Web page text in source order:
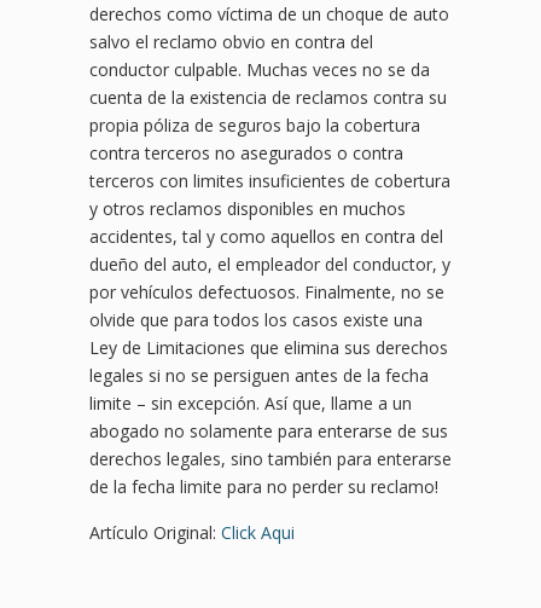
derechos como víctima de un choque de auto
salvo el reclamo obvio en contra del
conductor culpable. Muchas veces no se da
cuenta de la existencia de reclamos contra su
propia póliza de seguros bajo la cobertura
contra terceros no asegurados o contra
terceros con limites insuficientes de cobertura
y otros reclamos disponibles en muchos
accidentes, tal y como aquellos en contra del
dueño del auto, el empleador del conductor, y
por vehículos defectuosos. Finalmente, no se
olvide que para todos los casos existe una
Ley de Limitaciones que elimina sus derechos
legales si no se persiguen antes de la fecha
limite – sin excepción. Así que, llame a un
abogado no solamente para enterarse de sus
derechos legales, sino también para enterarse
de la fecha limite para no perder su reclamo!
Artículo Original: Click Aqui